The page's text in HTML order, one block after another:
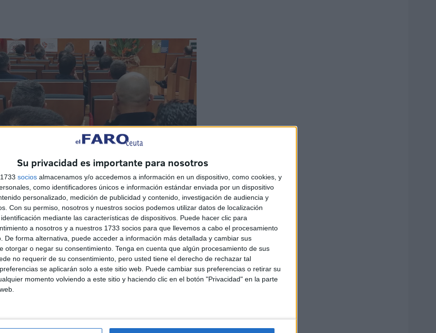
Su privacidad es importante para nosotros
socios almacenamos y/o accedemos a información en un dispositivo, como cookies, y
como identificadores únicos e información estándar enviada por un dispositivo
personalizado, medición de publicidad y contenido, investigación de audiencia y
Con su permiso, nosotros y nuestros socios podemos utilizar datos de localización
mediante las características de dispositivos. Puede hacer clic para
a nosotros y a nuestros 1733 socios para que llevemos a cabo el procesamiento
De forma alternativa, puede acceder a información más detallada y cambiar sus
otorgar o negar su consentimiento. Tenga en cuenta que algún procesamiento de sus
no requerir de su consentimiento, pero usted tiene el derecho de rechazar tal
se aplicarán solo a este sitio web. Puede cambiar sus preferencias o retirar su
momento volviendo a este sitio y haciendo clic en el botón "Privacidad" en la parte
la importancia de la situación estratégica de Ceuta
estos momentos “toda la atención, todo el interés,
Echeverría ha recordado que Ceuta se ubica en el